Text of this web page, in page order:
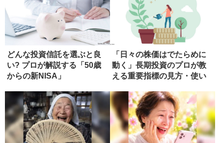
どんな投資信託を選ぶと良
い? プロが解説する「50歳
からの新NISA」
「日々の株価はでたらめに
動く」長期投資のプロが教
える重要指標の見方・使い